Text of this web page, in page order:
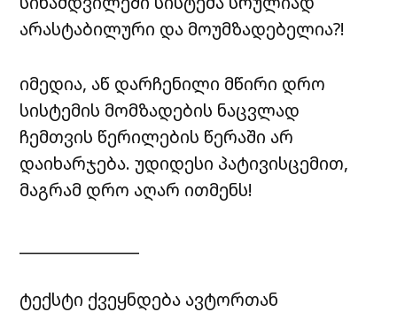
არასტაბილური და მოუმზადებელია?!
იმედია, აწ დარჩენილი მწირი დრო
სისტემის მომზადების ნაცვლად
ჩემთვის წერილების წერაში არ
დაიხარჯება. უდიდესი პატივისცემით,
მაგრამ დრო აღარ ითმენს!
ტექსტი ქვეყნდება ავტორთან